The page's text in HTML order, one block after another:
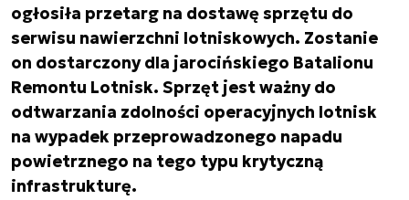
ogłosiła przetarg na dostawę sprzętu do
serwisu nawierzchni lotniskowych. Zostanie
on dostarczony dla jarocińskiego Batalionu
Remontu Lotnisk. Sprzęt jest ważny do
odtwarzania zdolności operacyjnych lotnisk
na wypadek przeprowadzonego napadu
powietrznego na tego typu krytyczną
infrastrukturę.